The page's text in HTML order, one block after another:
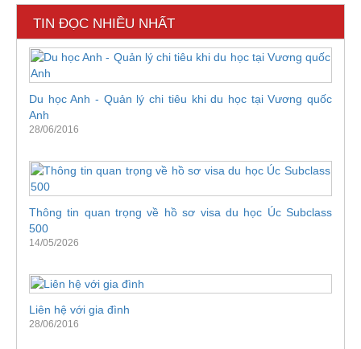
TIN ĐỌC NHIỀU NHẤT
Du học Anh - Quản lý chi tiêu khi du học tại Vương quốc
Anh
28/06/2016
Thông tin quan trọng về hồ sơ visa du học Úc Subclass
500
14/05/2026
Liên hệ với gia đình
28/06/2016